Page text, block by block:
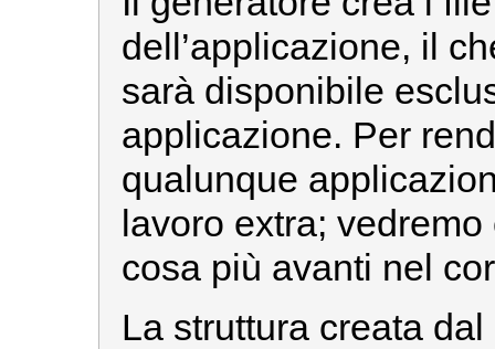
dell’applicazione, il
sarà disponibile
applicazione. Per
qualunque
lavoro extra;
cosa più avanti nel
La struttura creata